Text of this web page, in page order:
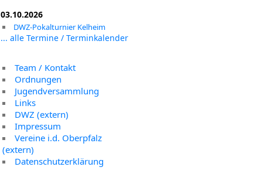
03.10.2026
DWZ-Pokalturnier Kelheim
... alle Termine / Terminkalender
Team / Kontakt
Ordnungen
Jugendversammlung
Links
DWZ (extern)
Impressum
Vereine i.d. Oberpfalz
(extern)
Datenschutzerklärung